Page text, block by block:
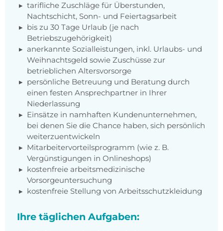
tarifliche Zuschläge für Überstunden,
Nachtschicht, Sonn- und Feiertagsarbeit
bis zu 30 Tage Urlaub (je nach
Betriebszugehörigkeit)
anerkannte Sozialleistungen, inkl. Urlaubs- und
Weihnachtsgeld sowie Zuschüsse zur
betrieblichen Altersvorsorge
persönliche Betreuung und Beratung durch
einen festen Ansprechpartner in Ihrer
Niederlassung
Einsätze in namhaften Kundenunternehmen,
bei denen Sie die Chance haben, sich persönlich
weiterzuentwickeln
Mitarbeitervorteilsprogramm (wie z. B.
Vergünstigungen in Onlineshops)
kostenfreie arbeitsmedizinische
Vorsorgeuntersuchung
kostenfreie Stellung von Arbeitsschutzkleidung
Ihre täglichen Aufgaben: